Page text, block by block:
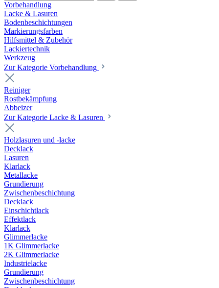
Vorbehandlung
Lacke & Lasuren
Bodenbeschichtungen
Markierungsfarben
Hilfsmittel & Zubehör
Lackiertechnik
Werkzeug
Zur Kategorie Vorbehandlung
Reiniger
Rostbekämpfung
Abbeizer
Zur Kategorie Lacke & Lasuren
Holzlasuren und -lacke
Decklack
Lasuren
Klarlack
Metallacke
Grundierung
Zwischenbeschichtung
Decklack
Einschichtlack
Effektlack
Klarlack
Glimmerlacke
1K Glimmerlacke
2K Glimmerlacke
Industrielacke
Grundierung
Zwischenbeschichtung